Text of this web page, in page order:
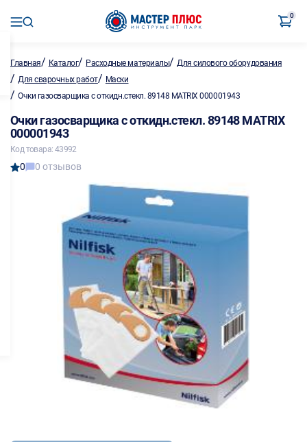
0
Главная/ Каталог/ Расходные материалы/Для силового оборудования
/ Для сварочных работ/ Маски
/ Очки газосварщика с откидн.стекл. 89148 MATRIX 000001943
Очки газосварщика с откидн.стекл. 89148 MATRIX
000001943
Код товара: 43992
0 0 отзывов